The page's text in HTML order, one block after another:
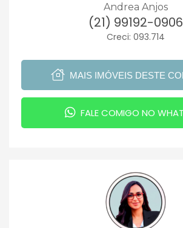
Andrea Anjos
(21) 99192-0906
Creci: 093.714
MAIS IMÓVEIS DESTE
FALE COMIGO NO